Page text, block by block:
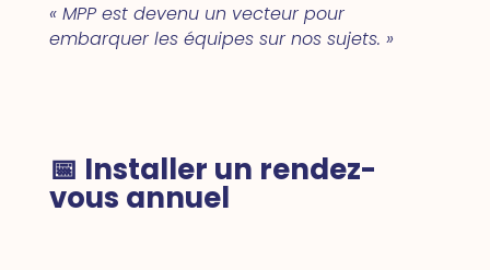
« MPP est devenu un vecteur pour
embarquer les équipes sur nos sujets. »
📅 Installer un rendez-
vous annuel